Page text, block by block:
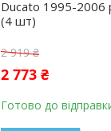
Ducato 1995-2006
(4 шт)
2 919 ₴
2 773 ₴
Готово до